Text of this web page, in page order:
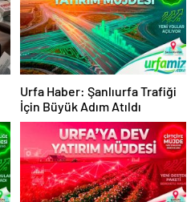
Urfa Haber: Şanlıurfa Trafiği
İçin Büyük Adım Atıldı